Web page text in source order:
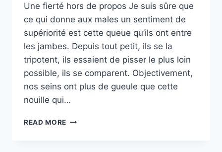
Une fierté hors de propos Je suis sûre que
ce qui donne aux males un sentiment de
supériorité est cette queue qu’ils ont entre
les jambes. Depuis tout petit, ils se la
tripotent, ils essaient de pisser le plus loin
possible, ils se comparent. Objectivement,
nos seins ont plus de gueule que cette
nouille qui…
READ MORE CONFINER